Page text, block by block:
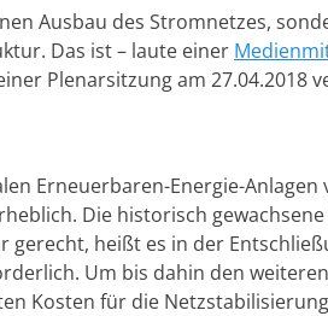
Ausbau des Stromnetzes,
Das ist – laute einer
Plenarsitzung am 27.04.2018
Erneuerbaren-Energie-
Die historisch
heißt es in der
Um bis dahin den
Kosten für die